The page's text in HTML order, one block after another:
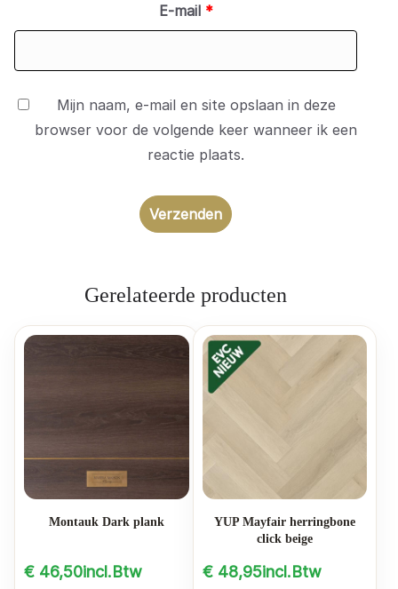
E-mail *
Mijn naam, e-mail en site opslaan in deze
browser voor de volgende keer wanneer ik een
reactie plaats.
Gerelateerde producten
Montauk Dark plank
€ 46,50incl.Btw
YUP Mayfair herringbone
click beige
€48,95incl.Btw